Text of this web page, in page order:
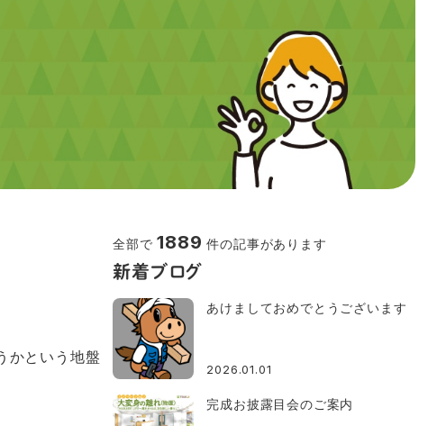
かという地盤
全部で1889 件の記事があります
新着ブログ
あけましておめでとうございます
2026.01.01
完成お披露目会のご案内